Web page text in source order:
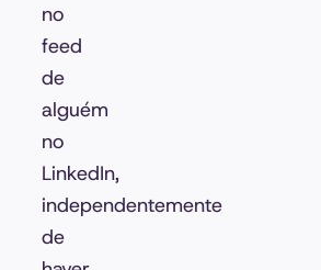
no
feed
de
alguém
no
LinkedIn,
independentemente
de